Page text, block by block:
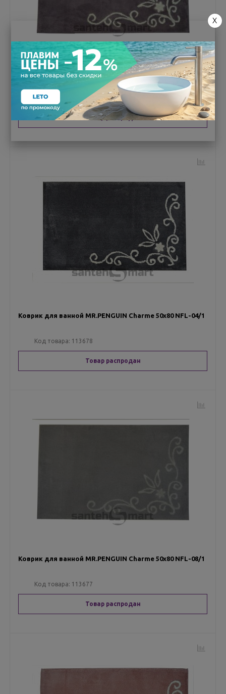
Коврик для ванной MR.PENGUIN Charme NFL-05/1
Код товара: 113679
Товар распродан
Коврик для ванной MR.PENGUIN Charme 50х80 NFL-04/1
Код товара: 113678
Товар распродан
Коврик для ванной MR.PENGUIN Charme 50х80 NFL-08/1
Код товара: 113677
Товар распродан
X